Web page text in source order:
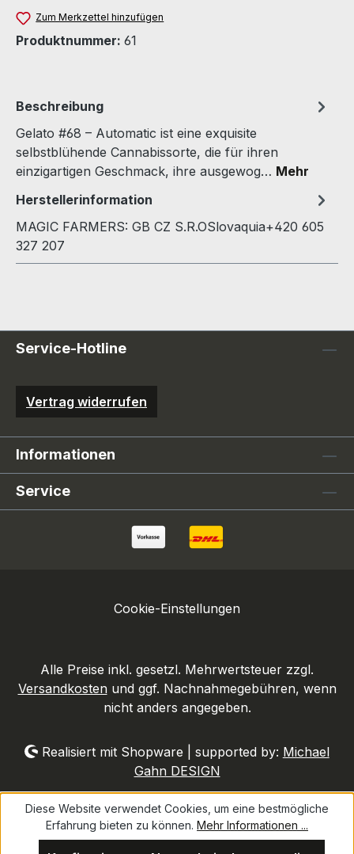
Zum Merkzettel hinzufügen
Produktnummer: 61
Beschreibung
Gelato #68 – Automatic ist eine exquisite
selbstblühende Cannabissorte, die für ihren
einzigartigen Geschmack, ihre ausgewog… Mehr
Herstellerinformation
MAGIC FARMERS: GB CZ S.R.OSlovaquia+420 605
327 207
Service-Hotline
Vertrag widerrufen
Informationen
Service
Cookie-Einstellungen
Alle Preise inkl. gesetzl. Mehrwertsteuer zzgl.
Versandkostenund ggf. Nachnahmegebühren, wenn
nicht anders angegeben.
Realisiert mit Shopware | supported by: Michael
Gahn DESIGN
Diese Website verwendet Cookies, um eine bestmögliche
Erfahrung bieten zu können. Mehr Informationen ...